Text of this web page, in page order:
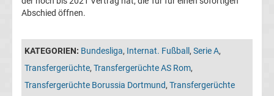
Europa
League
Abschied öffnen.
KATEGORIEN: Bundesliga, Internat. Fußball, Serie A,
Transfergerüchte, Transfergerüchte AS Rom,
Transfergerüchte Borussia Dortmund, Transfergerüchte